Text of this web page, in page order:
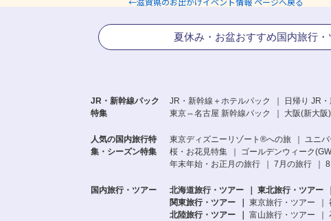
夏休み・お盆おすすめ国内旅行
JR・新幹線パック
特集
JR・新幹線＋ホテルパック 日帰り JR
東京⇔名古屋 新幹線パック
大阪(新大
人気の国内旅行特
集・シーズン特集
東京ディズニーリゾート®への旅 ユニ
桜・お花見特集
ゴールデンウィーク
年末年始・お正月の旅行
7月の旅行
国内旅行・ツアー 北海道旅行・ツアー 東北旅行・ツアー
関東旅行・ツアー
東京旅行・ツアー
北陸旅行・ツアー
富山旅行・ツアー